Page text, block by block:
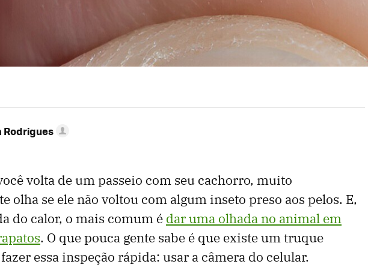
Rodrigues
volta de um passeio com seu cachorro, muito
olha se ele não voltou com algum inseto preso aos pelos. E,
do calor, o mais comum é dar uma olhada no animal em
. O que pouca gente sabe é que existe um truque
essa inspeção rápida: usar a câmera do celular.